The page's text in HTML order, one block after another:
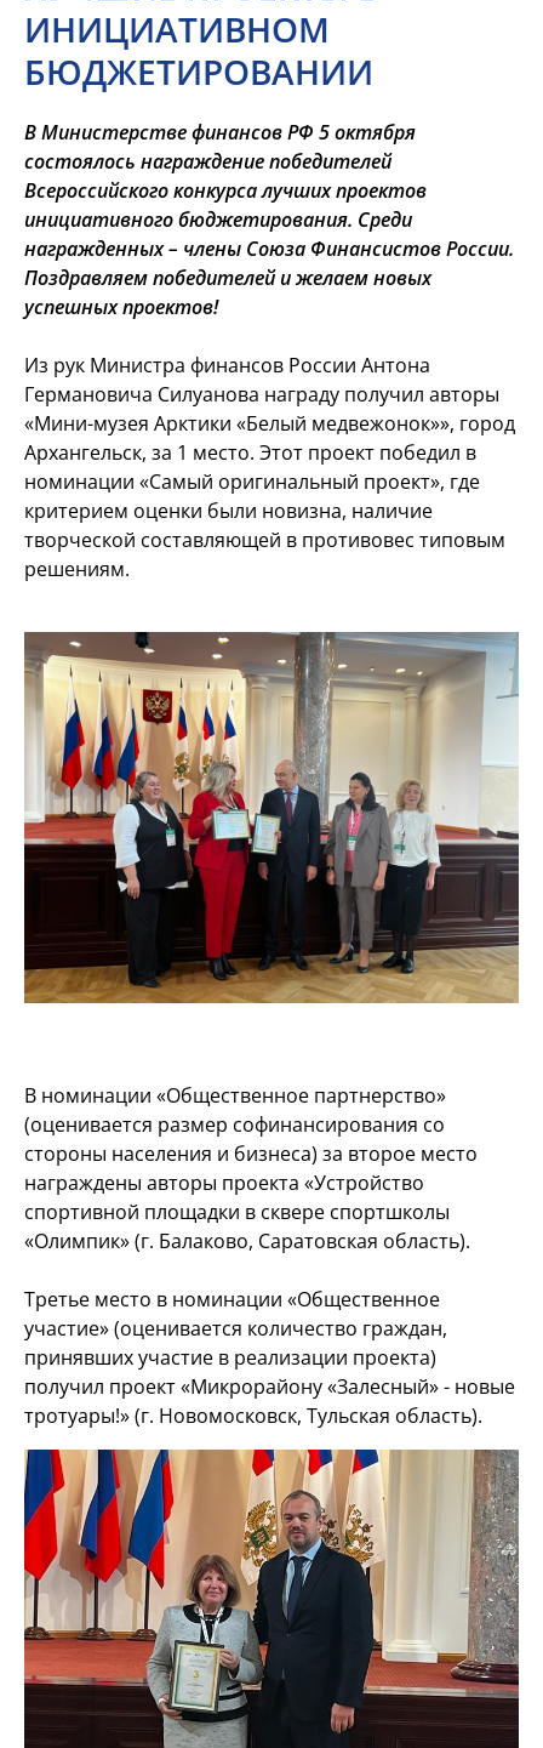
ИНИЦИАТИВНОМ
БЮДЖЕТИРОВАНИИ
В Министерстве финансов РФ 5 октября
состоялось награждение победителей
Всероссийского конкурса лучших проектов
инициативного бюджетирования. Среди
награжденных – члены Союза Финансистов России.
Поздравляем победителей и желаем новых
успешных проектов!
Из рук Министра финансов России Антона
Германовича Силуанова награду получил авторы
«Мини-музея Арктики «Белый медвежонок»», город
Архангельск, за 1 место. Этот проект победил в
номинации «Самый оригинальный проект», где
критерием оценки были новизна, наличие
творческой составляющей в противовес типовым
решениям.
В номинации «Общественное партнерство»
(оценивается размер софинансирования со
стороны населения и бизнеса) за второе место
награждены авторы проекта «Устройство
спортивной площадки в сквере спортшколы
«Олимпик» (г. Балаково, Саратовская область).
Третье место в номинации «Общественное
участие» (оценивается количество граждан,
принявших участие в реализации проекта)
получил проект «Микрорайону «Залесный» - новые
тротуары!» (г. Новомосковск, Тульская область).